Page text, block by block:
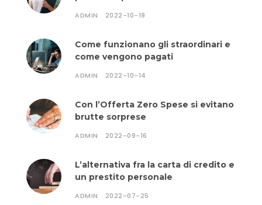
ADMIN 2022-10-19
Come funzionano gli straordinari e
come vengono pagati
ADMIN 2022-10-14
Con l’Offerta Zero Spese si evitano
brutte sorprese
ADMIN 2022-09-16
L’alternativa fra la carta di credito e
un prestito personale
ADMIN 2022-07-25